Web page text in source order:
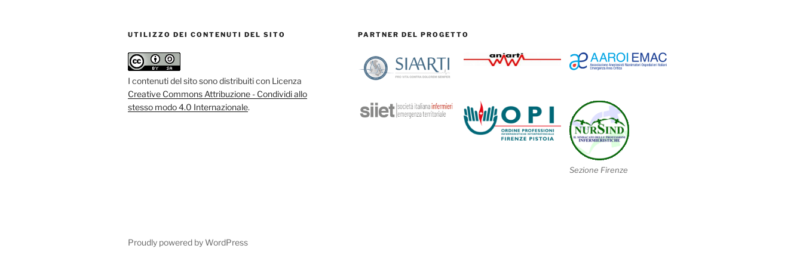
UTILIZZO DEI CONTENUTI DEL SITO
I contenuti del sito sono distribuiti con Licenza
Creative Commons Attribuzione - Condividi allo
stesso modo 4.0 Internazionale.
PARTNER DEL PROGETTO
Sezione Firenze
Proudly powered by WordPress